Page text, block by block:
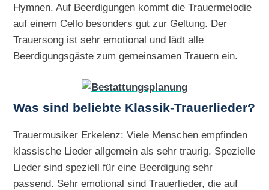
Hymnen. Auf Beerdigungen kommt die Trauermelodie
auf einem Cello besonders gut zur Geltung. Der
Trauersong ist sehr emotional und lädt alle
Beerdigungsgäste zum gemeinsamen Trauern ein.
Was sind beliebte Klassik-Trauerlieder?
Trauermusiker Erkelenz: Viele Menschen empfinden
klassische Lieder allgemein als sehr traurig. Spezielle
Lieder sind speziell für eine Beerdigung sehr
passend. Sehr emotional sind Trauerlieder, die auf